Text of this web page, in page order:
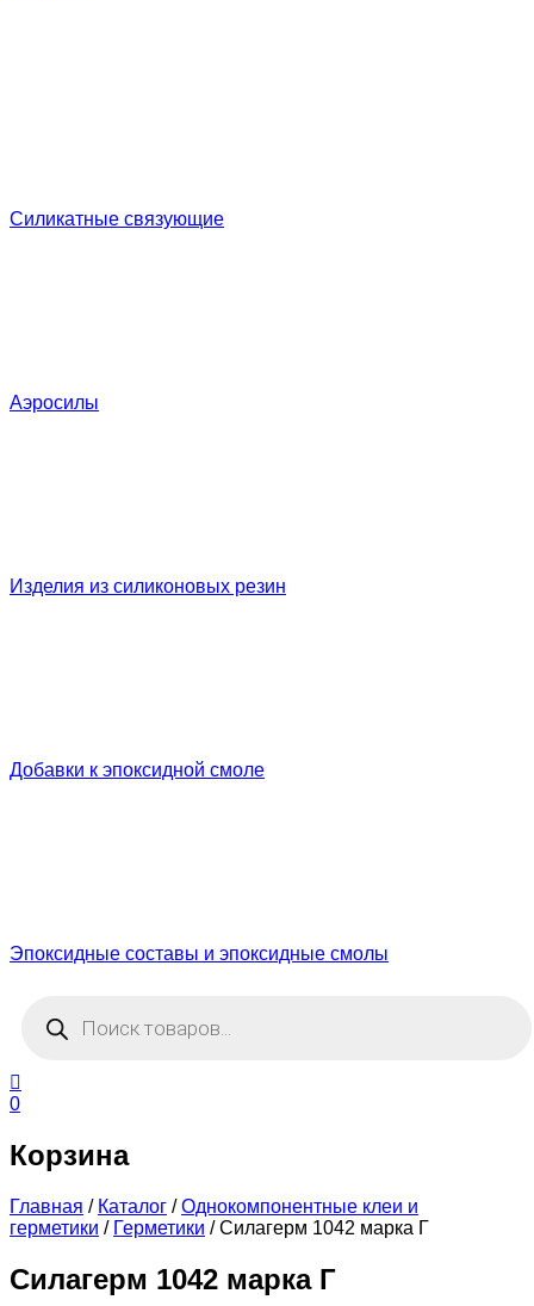
Силикатные связующие
Аэросилы
Изделия из силиконовых резин
Добавки к эпоксидной смоле
Эпоксидные составы и эпоксидные смолы
товаров
0
Корзина
Главная / Каталог /Однокомпонентные клеи и
герметики / Герметики /Силагерм 1042 марка Г
Силагерм 1042 марка Г